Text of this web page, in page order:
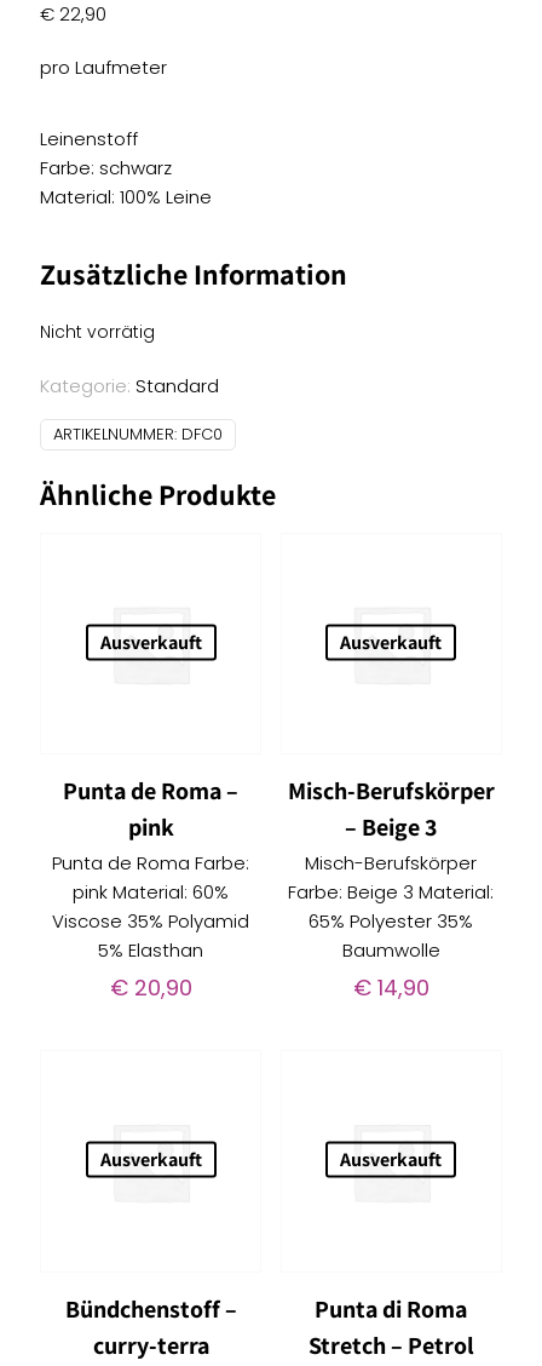
€22,90
pro Laufmeter
Leinenstoff
Farbe: schwarz
Material: 100% Leine
Zusätzliche Information
Nicht vorrätig
Kategorie: Standard
ARTIKELNUMMER: DFC0
Ähnliche Produkte
Ausverkauft
Punta de Roma –
pink
Punta de Roma Farbe:
pink Material: 60%
Viscose 35% Polyamid
5% Elasthan
€20,90
Ausverkauft
Misch-Berufskörper
– Beige 3
Misch-Berufskörper
Farbe: Beige 3 Material:
65% Polyester 35%
Baumwolle
€14,90
Ausverkauft
Bündchenstoff –
curry-terra
Ausverkauft
Punta di Roma
Stretch – Petrol